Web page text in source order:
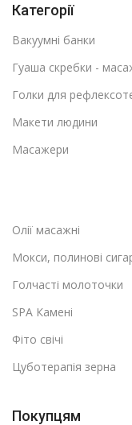
Категорії
Вакуумні банки
Гуаша скребки -
Голки для
Макети людини
Масажери
Олії масажні
Мокси, полинові
Голчасті молоточки
SPA Камені
Фіто свічі
Цуботерапія зерна
Покупцям